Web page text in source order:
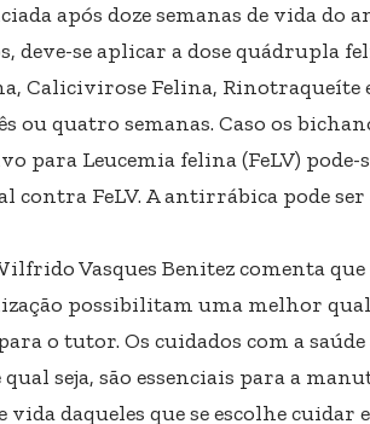
após doze semanas de vida do
deve-se aplicar a dose quádrupla
Calicivirose Felina, Rinotraqueíte
ou quatro semanas. Caso os
para Leucemia felina (FeLV)
FeLV. A antirrábica pode ser
Vasques Benitez comenta
possibilitam uma melhor
o tutor. Os cuidados com a
seja, são essenciais para a
vida daqueles que se escolhe cuidar